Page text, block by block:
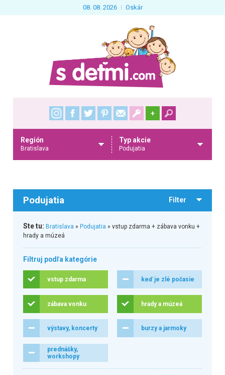
08. 08. 2026 Oskár
+
Región
Bratislava
Typ akcie
Podujatia
Podujatia Filter
Ste tu: Bratislava » Podujatia » vstup zdarma + zábava vonku +
hrady a múzeá
Filtruj podľa kategórie
vstup zdarma keď je zlé počasie
zábava vonku hrady a múzeá
výstavy, koncerty burzy a jarmoky
prednášky,
workshopy